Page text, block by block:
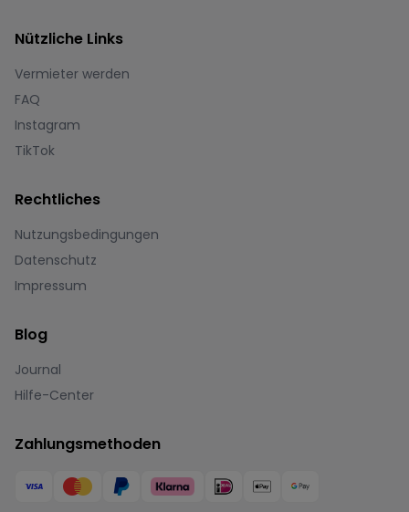
Nützliche Links
Vermieter werden
FAQ
Instagram
TikTok
Rechtliches
Nutzungsbedingungen
Datenschutz
Impressum
Blog
Journal
Hilfe-Center
Zahlungsmethoden